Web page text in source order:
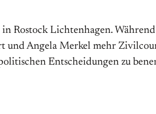
Rostock Lichtenhagen.
und Angela Merkel mehr
Entscheidungen zu